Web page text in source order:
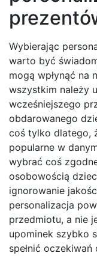
Wybierając
warto być
mogą wpłynąć na
wszystkim należy
wcześniejszego
obdarowanego
coś tylko dlatego,
popularne w
wybrać coś
osobowością
ignorowanie
personalizacja
przedmiotu, a nie
upominek szybko
spełnić